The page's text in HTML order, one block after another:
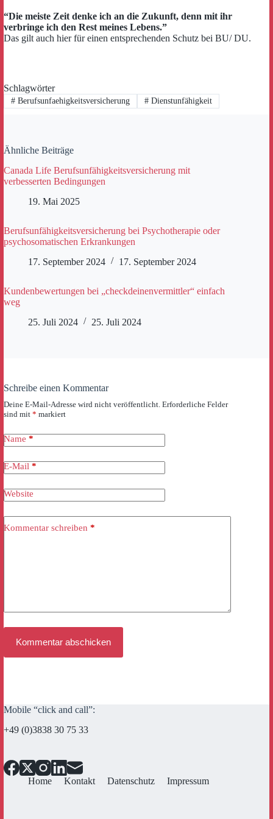
“Die meiste Zeit denke ich an die Zukunft, denn mit ihr
verbringe ich den Rest meines Lebens.”
Das gilt auch hier für einen entsprechenden Schutz bei BU/ DU.
Schlagwörter
#Berufsunfaehigkeitsversicherung #Dienstunfähigkeit
Ähnliche Beiträge
Canada Life Berufsunfähigkeitsversicherung mit
verbesserten Bedingungen
19. Mai 2025
Berufsunfähigkeitsversicherung bei Psychotherapie oder
psychosomatischen Erkrankungen
17. September 2024
17. September 2024
Kundenbewertungen bei „checkdeinenvermittler“ einfach
weg
25. Juli 2024
25. Juli 2024
Schreibe einen Kommentar
Deine E-Mail-Adresse wird nicht veröffentlicht. Erforderliche Felder
sind mit * markiert
Name *
E-Mail *
Website
Kommentar schreiben *
Kommentar abschicken
Mobile “click and call”:
+49 (0)3838 30 75 33
Home Kontakt Datenschutz Impressum